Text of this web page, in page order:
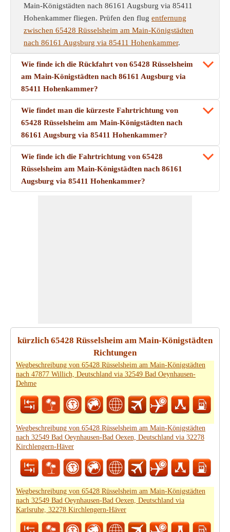
Main-Königstädten nach 86161 Augsburg via 85411
Hohenkammer fliegen. Prüfen den flug entfernung
zwischen 65428 Rüsselsheim am Main-Königstädten
nach 86161 Augsburg via 85411 Hohenkammer.
Wie finde ich die Rückfahrt von 65428 Rüsselsheim
am Main-Königstädten nach 86161 Augsburg via
85411 Hohenkammer?
Wie findet man die kürzeste Fahrtrichtung von
65428 Rüsselsheim am Main-Königstädten nach
86161 Augsburg via 85411 Hohenkammer?
Wie finde ich die Fahrtrichtung von 65428
Rüsselsheim am Main-Königstädten nach 86161
Augsburg via 85411 Hohenkammer?
kürzlich 65428 Rüsselsheim am Main-Königstädten
Richtungen
Wegbeschreibung von 65428 Rüsselsheim am Main-Königstädten
nach 47877 Willich, Deutschland via 32549 Bad Oeynhausen-
Dehme
Wegbeschreibung von 65428 Rüsselsheim am Main-Königstädten
nach 32549 Bad Oeynhausen-Bad Oexen, Deutschland via 32278
Kirchlengern-Häver
Wegbeschreibung von 65428 Rüsselsheim am Main-Königstädten
nach 32549 Bad Oeynhausen-Bad Oexen, Deutschland via
Karlsruhe, 32278 Kirchlengern-Häver